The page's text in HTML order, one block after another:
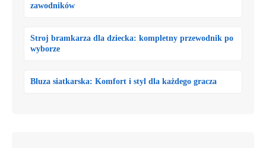
zawodników
Stroj bramkarza dla dziecka: kompletny przewodnik po
wyborze
Bluza siatkarska: Komfort i styl dla każdego gracza